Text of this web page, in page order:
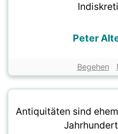
Peter
Begehen
Antiquitäten sind